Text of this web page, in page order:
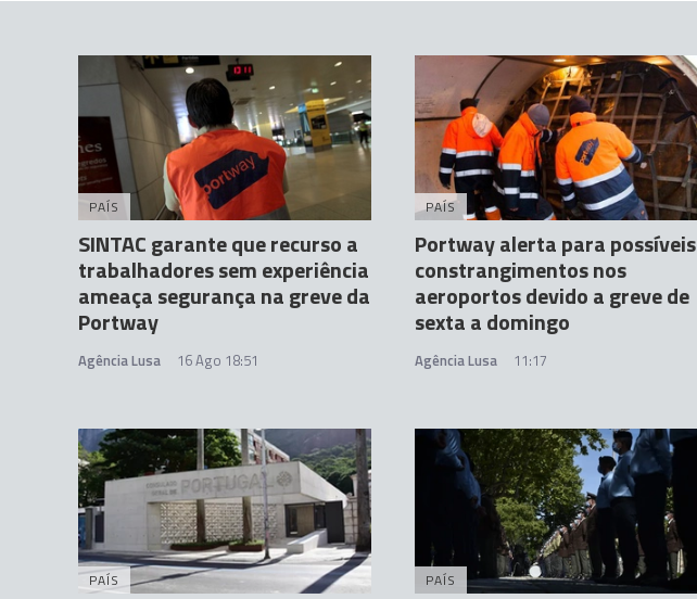
PAÍS
SINTAC garante que recurso a
trabalhadores sem experiência
ameaça segurança na greve da
Portway
Agência Lusa 16 Ago 18:51
PAÍS
Portway alerta para possíveis
constrangimentos nos
aeroportos devido a greve de
sexta a domingo
Agência Lusa 11:17
PAÍS PAÍS